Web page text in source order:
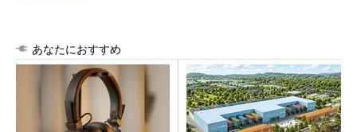
あなたにおすすめ